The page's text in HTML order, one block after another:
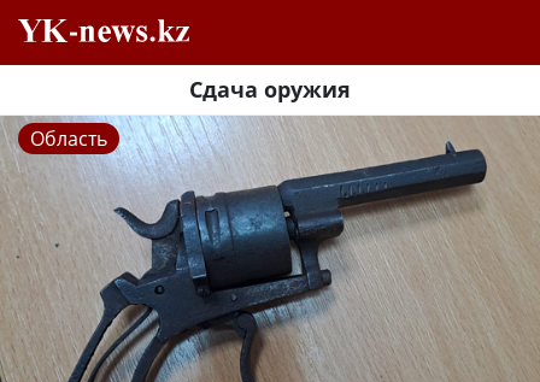
Сдача оружия
Область